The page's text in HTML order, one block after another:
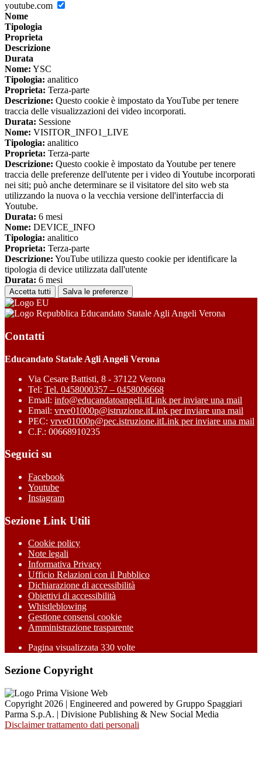
youtube.com
Nome
Tipologia
Proprieta
Descrizione
Durata
Nome: YSC
Tipologia: analitico
Proprieta: Terza-parte
Descrizione: Questo cookie è impostato da YouTube per tenere
traccia delle visualizzazioni dei video incorporati.
Durata: Sessione
Nome: VISITOR_INFO1_LIVE
Tipologia: analitico
Proprieta: Terza-parte
Descrizione: Questo cookie è impostato da Youtube per tenere
traccia delle preferenze dell'utente per i video di Youtube incorporati
nei siti; può anche determinare se il visitatore del sito web sta
utilizzando la nuova o la vecchia versione dell'interfaccia di
Youtube.
Durata: 6 mesi
Nome: DEVICE_INFO
Tipologia: analitico
Proprieta: Terza-parte
Descrizione: YouTube utilizza questo cookie per identificare la
tipologia di device utilizzata dall'utente
Durata: 6 mesi
Accetta tutti Salva le preferenze
Educandato Statale Agli Angeli Verona
Contatti
Educandato Statale Agli Angeli Verona
Via Cesare Battisti, 8 - 37122 Verona
Tel: Tel. 0458000357 – 0458006668
Email: info@educandatoangeli.itLink per inviare una mail
Email: vrve01000p@istruzione.itLink per inviare una mail
PEC: vrve01000p@pec.istruzione.itLink per inviare una mail
C.F.: 00668910235
Seguici su
Facebook
Youtube
Instagram
Sezione Link Utili
Cookie policy
Note legali
Informativa Privacy
Ufficio Relazioni con il Pubblico
Dichiarazione di accessibilità
Obiettivi di accessibilità
Whistleblowing
Gestione consensi cookie
Amministrazione trasparente
Pagina visualizzata 330 volte
Sezione Copyright
Copyright 2026 | Engineered and powered by Gruppo Spaggiari
Parma S.p.A. | Divisione Publishing & New Social Media
Disclaimer trattamento dati personali